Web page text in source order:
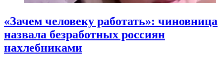
«Зачем человеку работать»: чиновница
назвала безработных россиян
нахлебниками